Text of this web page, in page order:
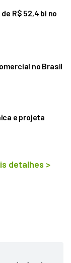
R$ 52,4 bi no
no Brasil
e projeta
detalhes >